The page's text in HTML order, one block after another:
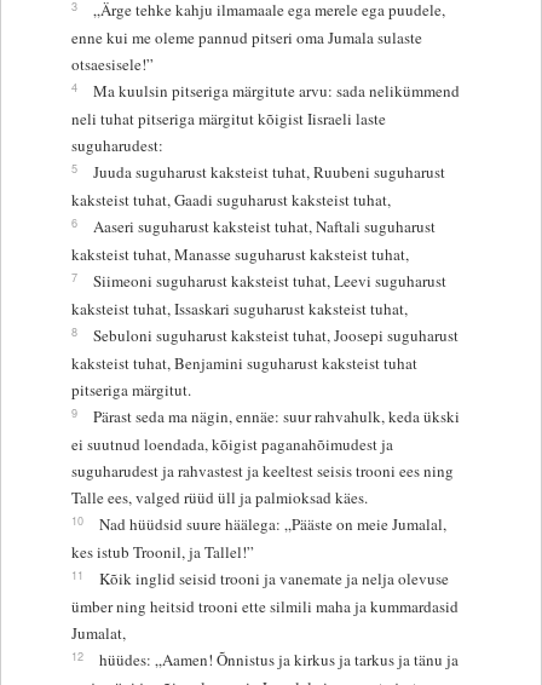
3
„Ärge tehke kahju ilmamaale ega merele ega puudele,
enne kui me oleme pannud pitseri oma Jumala sulaste
otsaesisele!”
4
Ma kuulsin pitseriga märgitute arvu: sada nelikümmend
neli tuhat pitseriga märgitut kõigist Iisraeli laste
suguharudest:
5
Juuda suguharust kaksteist tuhat, Ruubeni suguharust
kaksteist tuhat, Gaadi suguharust kaksteist tuhat,
6
Aaseri suguharust kaksteist tuhat, Naftali suguharust
kaksteist tuhat, Manasse suguharust kaksteist tuhat,
7
Siimeoni suguharust kaksteist tuhat, Leevi suguharust
kaksteist tuhat, Issaskari suguharust kaksteist tuhat,
8
Sebuloni suguharust kaksteist tuhat, Joosepi suguharust
kaksteist tuhat, Benjamini suguharust kaksteist tuhat
pitseriga märgitut.
9
Pärast seda ma nägin, ennäe: suur rahvahulk, keda ükski
ei suutnud loendada, kõigist paganahõimudest ja
suguharudest ja rahvastest ja keeltest seisis trooni ees ning
Talle ees, valged rüüd üll ja palmioksad käes.
10
Nad hüüdsid suure häälega: „Pääste on meie Jumalal,
kes istub Troonil, ja Tallel!”
11
Kõik inglid seisid trooni ja vanemate ja nelja olevuse
ümber ning heitsid trooni ette silmili maha ja kummardasid
Jumalat,
12
hüüdes: „Aamen! Õnnistus ja kirkus ja tarkus ja tänu ja